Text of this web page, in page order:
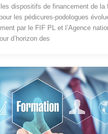
dispositifs de financement de la
les pédicures-podologues
par le FIF PL et l’Agence
d’horizon des